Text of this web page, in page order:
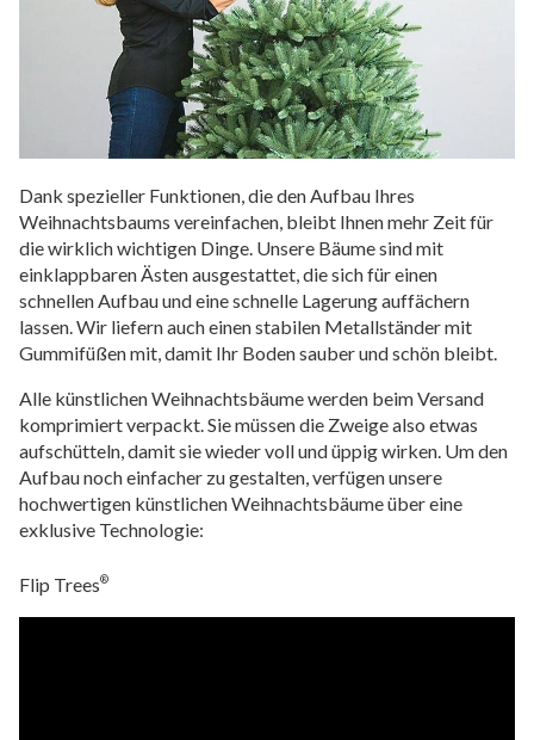
Dank spezieller Funktionen, die den Aufbau Ihres
Weihnachtsbaums vereinfachen, bleibt Ihnen mehr Zeit für
die wirklich wichtigen Dinge. Unsere Bäume sind mit
einklappbaren Ästen ausgestattet, die sich für einen
schnellen Aufbau und eine schnelle Lagerung auffächern
lassen. Wir liefern auch einen stabilen Metallständer mit
Gummifüßen mit, damit Ihr Boden sauber und schön bleibt.
Alle künstlichen Weihnachtsbäume werden beim Versand
komprimiert verpackt. Sie müssen die Zweige also etwas
aufschütteln, damit sie wieder voll und üppig wirken. Um den
Aufbau noch einfacher zu gestalten, verfügen unsere
hochwertigen künstlichen Weihnachtsbäume über eine
exklusive Technologie:
Flip Trees®